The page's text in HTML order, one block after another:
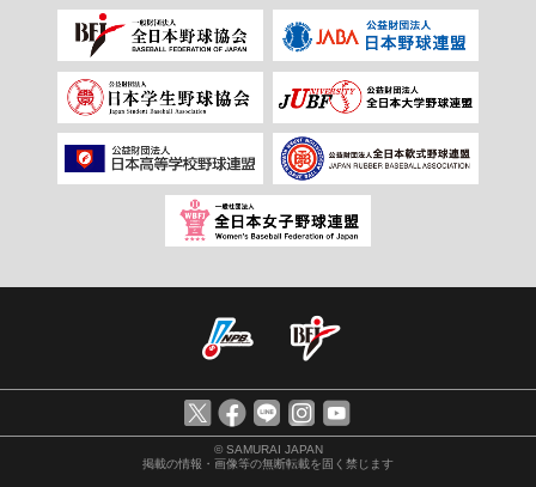
© SAMURAI JAPAN
掲載の情報・画像等の無断転載を固く禁じます